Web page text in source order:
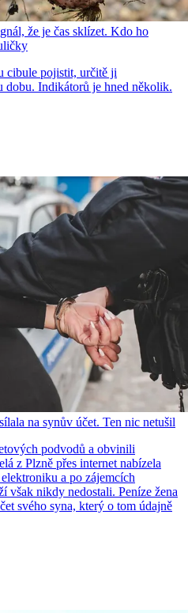
že je čas sklízet. Kdo ho
cibule pojistit, určitě ji
dobu. Indikátorů je hned několik.
na synův účet. Ten nic netušil
podvodů a obvinili
z Plzně přes internet nabízela
a po zájemcích
však nikdy nedostali. Peníze žena
svého syna, který o tom údajně